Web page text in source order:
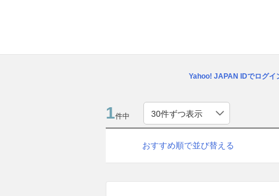
Yahoo! JAPAN IDでログイ
1件中
おすすめ順で並び替える